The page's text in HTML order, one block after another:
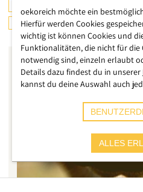
LANDWIRTSCHAFT
oekoreich möchte ein
Hierfür werden Cookies
wichtig ist können Cookies und
Funktionalitäten, die nicht für
notwendig sind, einzeln erlaubt
Details dazu findest du in unserer
kannst du deine Auswahl auch
ALLES